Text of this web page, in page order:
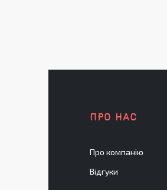
ПРО НАС
Про компанію
Відгуки